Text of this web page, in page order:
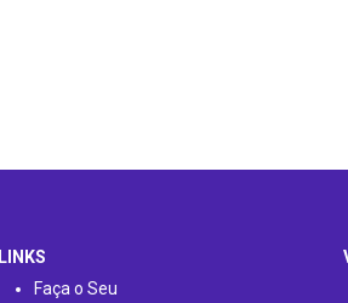
LINKS
Faça o Seu